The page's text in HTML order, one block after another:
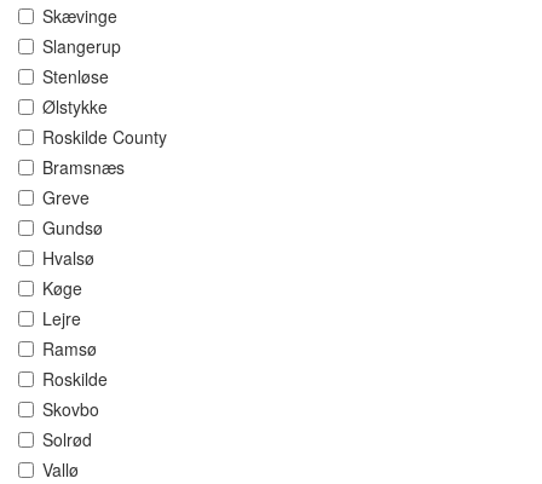
Skævinge
Slangerup
Stenløse
Ølstykke
Roskilde County
Bramsnæs
Greve
Gundsø
Hvalsø
Køge
Lejre
Ramsø
Roskilde
Skovbo
Solrød
Vallø